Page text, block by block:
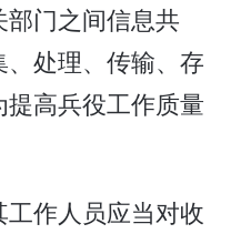
门之间信息共
处理、传输、存
高兵役工作质量
作人员应当对收